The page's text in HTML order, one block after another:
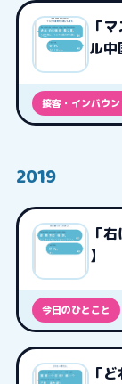
「
ル中
接客・インバウン
2019
「
】
今日のひとこと
「